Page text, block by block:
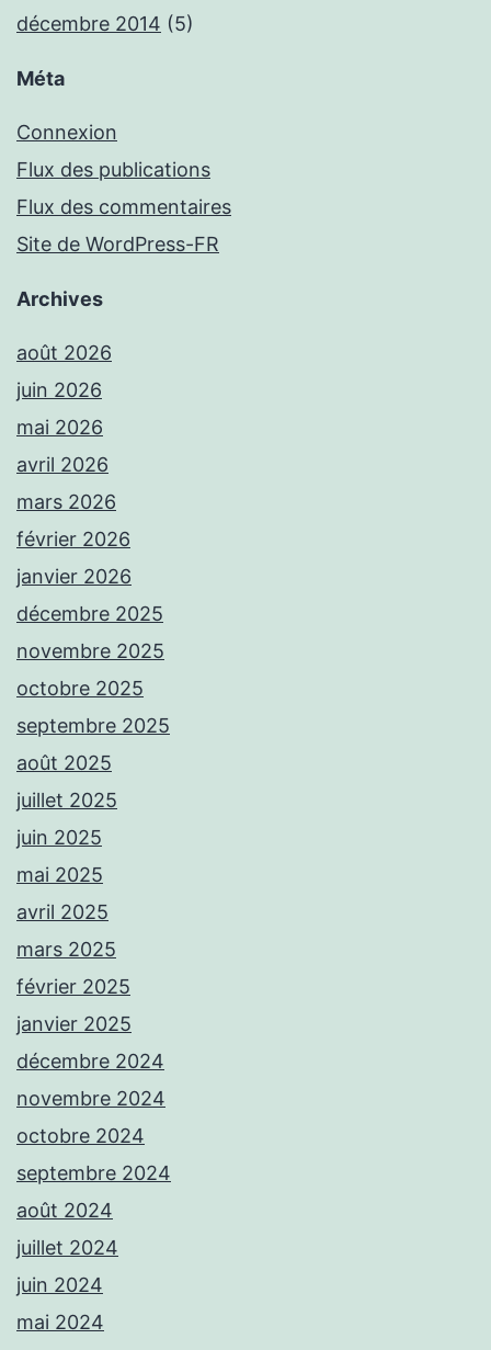
décembre 2014 (5)
Méta
Connexion
Flux des publications
Flux des commentaires
Site de WordPress-FR
Archives
août 2026
juin 2026
mai 2026
avril 2026
mars 2026
février 2026
janvier 2026
décembre 2025
novembre 2025
octobre 2025
septembre 2025
août 2025
juillet 2025
juin 2025
mai 2025
avril 2025
mars 2025
février 2025
janvier 2025
décembre 2024
novembre 2024
octobre 2024
septembre 2024
août 2024
juillet 2024
juin 2024
mai 2024